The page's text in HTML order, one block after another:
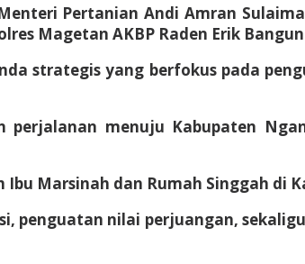
Pertanian Andi Amran
Magetan AKBP Raden Erik
strategis yang berfokus pada
menuju Kabupaten
Marsinah dan Rumah Singgah di
penguatan nilai perjuangan,